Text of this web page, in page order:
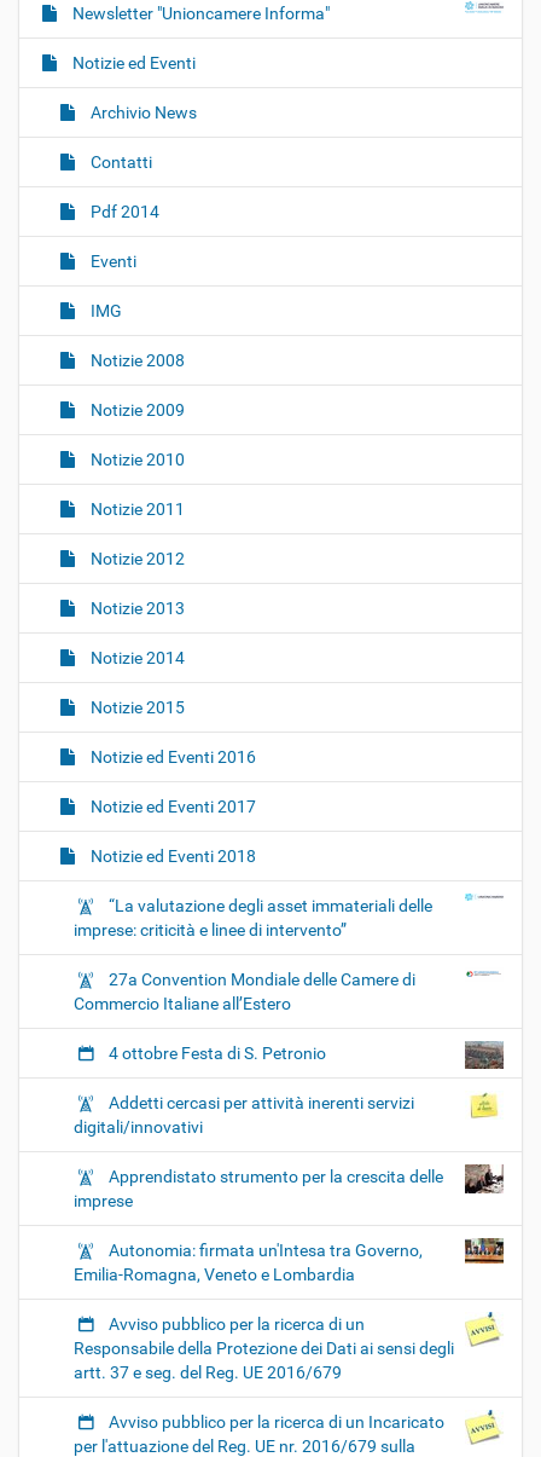
N
a
v
g
i
n
Newsletter "Unioncamere Informa"
Notizie ed Eventi
Archivio News
Contatti
Pdf 2014
Eventi
IMG
Notizie 2008
Notizie 2009
Notizie 2010
Notizie 2011
Notizie 2012
Notizie 2013
Notizie 2014
Notizie 2015
Notizie ed Eventi 2016
Notizie ed Eventi 2017
Notizie ed Eventi 2018
“La valutazione degli asset immateriali delle
imprese: criticità e linee di intervento”
27a Convention Mondiale delle Camere di
Commercio Italiane all’Estero
4 ottobre Festa di S. Petronio
Addetti cercasi per attività inerenti servizi
digitali/innovativi
Apprendistato strumento per la crescita delle
imprese
Autonomia: firmata un'Intesa tra Governo,
Emilia-Romagna, Veneto e Lombardia
Avviso pubblico per la ricerca di un
Responsabile della Protezione dei Dati ai sensi degli
artt. 37 e seg. del Reg. UE 2016/679
Avviso pubblico per la ricerca di un Incaricato
per l'attuazione del Reg. UE nr. 2016/679 sulla